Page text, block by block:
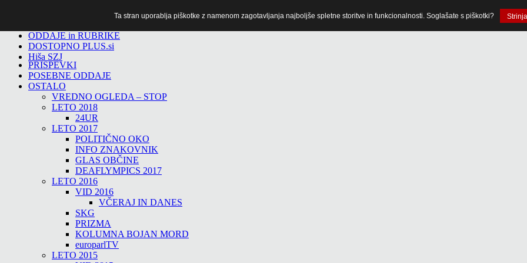
ODDAJE in RUBRIKE
DOSTOPNO PLUS.si
Hiša SZJ
PRISPEVKI
POSEBNE ODDAJE
OSTALO
VREDNO OGLEDA – STOP
LETO 2018
24UR
LETO 2017
POLITIČNO OKO
INFO ZNAKOVNIK
GLAS OBČINE
DEAFLYMPICS 2017
LETO 2016
VID 2016
VČERAJ IN DANES
SKG
PRIZMA
KOLUMNA BOJAN MORD
europarlTV
LETO 2015
Ta stran uporablja piškotke z namenom zagotavljanja najboljše spletne storitve in funkcionalnosti. Soglašate s piškotki?